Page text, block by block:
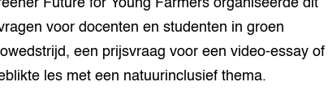
Future for Young Farmers organiseerde dit
voor docenten en studenten in groen
een prijsvraag voor een video-essay of
les met een natuurinclusief thema.